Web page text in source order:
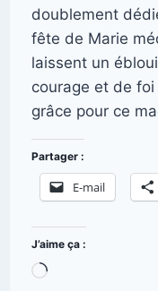
doublement
fête de Marie
laissent un
courage et de
grâce pour ce
Partager :
E-mail
J’aime ça :